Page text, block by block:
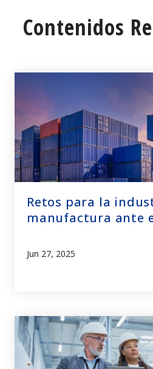
Contenidos
Retos para la
manufactura ante
Jun 27, 2025